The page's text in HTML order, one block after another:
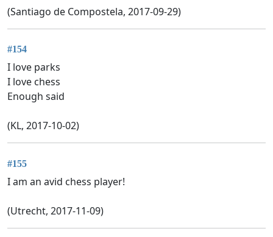
(Santiago de Compostela, 2017-09-29)
#154
I love parks
I love chess
Enough said
(KL, 2017-10-02)
#155
I am an avid chess player!
(Utrecht, 2017-11-09)